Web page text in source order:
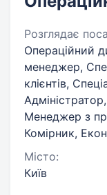
Розглядає
Операційний
менеджер,
клієнтів,
Менеджер з
Комірник,
Місто:
Київ